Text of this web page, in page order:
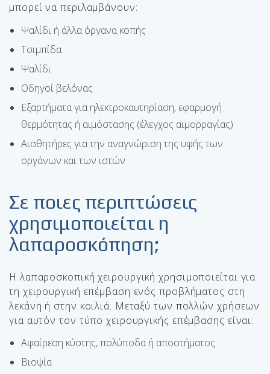
μπορεί να περιλαμβάνουν:
Ψαλίδι ή άλλα όργανα κοπής
Τσιμπίδα
Ψαλίδι
Οδηγοί βελόνας
Εξαρτήματα για ηλεκτροκαυτηρίαση, εφαρμογή
θερμότητας ή αιμόστασης (έλεγχος αιμορραγίας)
Αισθητήρες για την αναγνώριση της υφής των
οργάνων και των ιστών
Σε ποιες περιπτώσεις
χρησιμοποιείται η
λαπαροσκόπηση;
Η λαπαροσκοπική χειρουργική χρησιμοποιείται για
τη χειρουργική επέμβαση ενός προβλήματος στη
λεκάνη ή στην κοιλιά. Μεταξύ των πολλών χρήσεων
για αυτόν τον τύπο χειρουργικής επέμβασης είναι:
Αφαίρεση κύστης, πολύποδα ή αποστήματος
Βιοψία